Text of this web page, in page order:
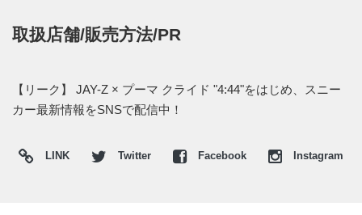
取扱店舗/販売方法/PR
【リーク】 JAY-Z × プーマ クライド "4:44"をはじめ、スニー
カー最新情報をSNSで配信中！
LINK Twitter Facebook Instagram